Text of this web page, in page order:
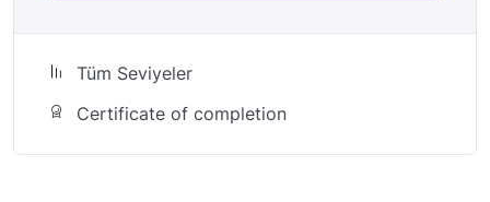
Tüm Seviyeler
Certificate of completion